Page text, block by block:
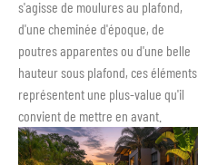
s'agisse de moulures au plafond,
d'une cheminée d'époque, de
poutres apparentes ou d'une belle
hauteur sous plafond, ces éléments
représentent une plus-value qu'il
convient de mettre en avant.